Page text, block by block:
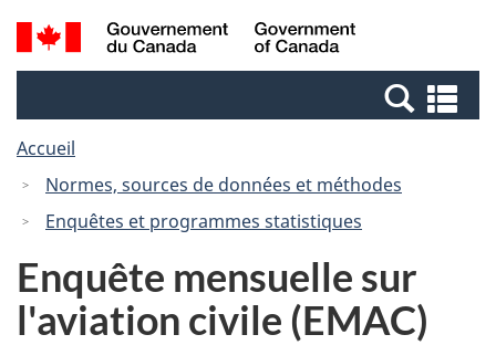
Passer
au
Passer
à
Canada
Recherche
et
et
Accueil
Normes, sources de données et méthodes
Enquêtes et programmes statistiques
Enquête mensuelle sur
l'aviation civile (EMAC)